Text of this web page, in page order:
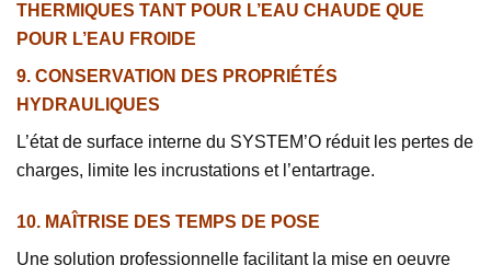
THERMIQUES TANT POUR L’EAU CHAUDE QUE
POUR L’EAU FROIDE
9. CONSERVATION DES PROPRIÉTÉS
HYDRAULIQUES
L’état de surface interne du SYSTEM’O réduit les pertes de
charges, limite les incrustations et l’entartrage.
10. MAÎTRISE DES TEMPS DE POSE
Une solution professionnelle facilitant la mise en oeuvre